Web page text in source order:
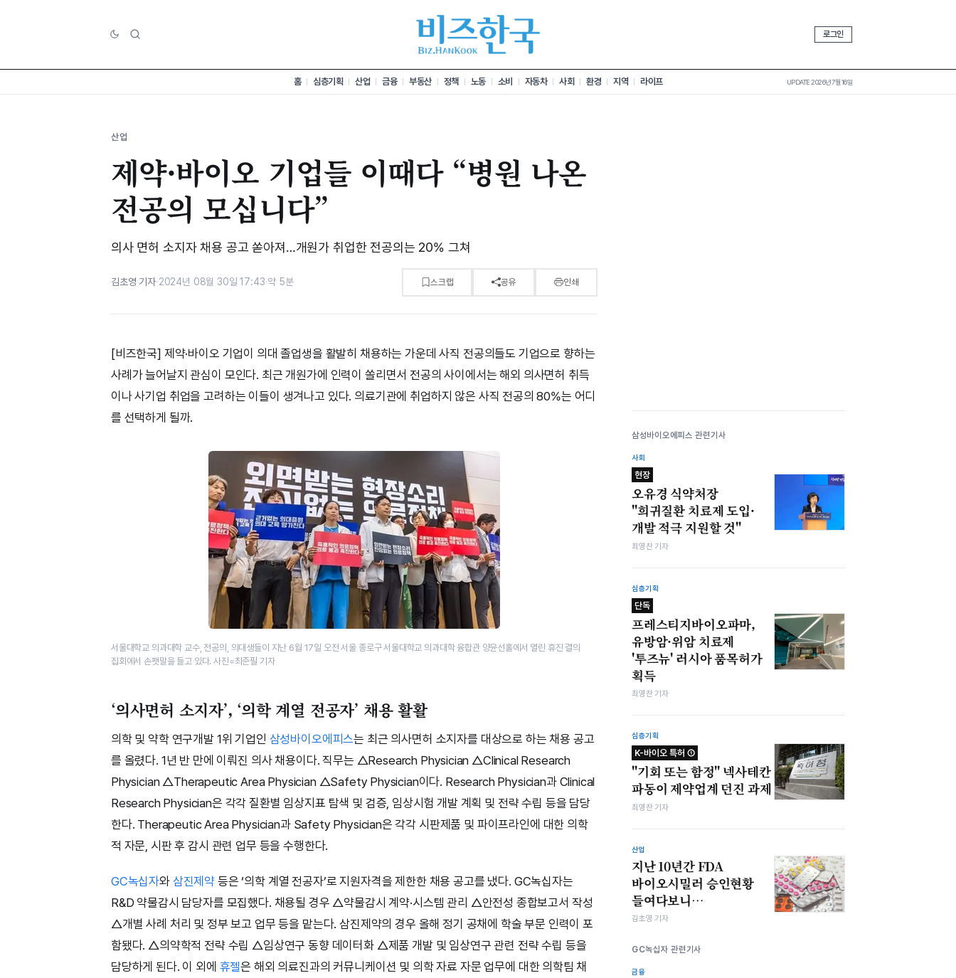
로그인
홈 심층기획 산업 금융 부동산 정책 노동 소비 자동차 사회 환경 지역 라이프 UPDATE 2026년 7월 16일
산업
제약·바이오 기업들 이때다 “병원 나온
전공의 모십니다”
의사 면허 소지자 채용 공고 쏟아져…개원가 취업한 전공의는 20% 그쳐
김초영 기자·2024년 08월 30일 17:43·약 5분 스크랩 공유 인쇄
[비즈한국] 제약·바이오 기업이 의대 졸업생을 활발히 채용하는 가운데 사직 전공의들도 기업으로 향하는
사례가 늘어날지 관심이 모인다. 최근 개원가에 인력이 쏠리면서 전공의 사이에서는 해외 의사면허 취득
이나 사기업 취업을 고려하는 이들이 생겨나고 있다. 의료기관에 취업하지 않은 사직 전공의 80%는 어디
를 선택하게 될까.
서울대학교 의과대학 교수, 전공의, 의대생들이 지난 6월 17일 오전 서울 종로구 서울대학교 의과대학 융합관 양윤선홀에서 열린 휴진 결의
집회에서 손팻말을 들고 있다. 사진=최준필 기자
‘의사면허 소지자’, ‘의학 계열 전공자’ 채용 활활
의학 및 약학 연구개발 1위 기업인 삼성바이오에피스는 최근 의사면허 소지자를 대상으로 하는 채용 공고
를 올렸다. 1년 반 만에 이뤄진 의사 채용이다. 직무는 △Research Physician △Clinical Research
Physician △Therapeutic Area Physician △Safety Physician이다. Research Physician과 Clinical
Research Physician은 각각 질환별 임상지표 탐색 및 검증, 임상시험 개발 계획 및 전략 수립 등을 담당
한다. Therapeutic Area Physician과 Safety Physician은 각각 시판제품 및 파이프라인에 대한 의학
적 자문, 시판 후 감시 관련 업무 등을 수행한다.
GC녹십자와 삼진제약 등은 ‘의학 계열 전공자’로 지원자격을 제한한 채용 공고를 냈다. GC녹십자는
R&D 약물감시 담당자를 모집했다. 채용될 경우 △약물감시 계약·시스템 관리 △안전성 종합보고서 작성
△개별 사례 처리 및 정부 보고 업무 등을 맡는다. 삼진제약의 경우 올해 정기 공채에 학술 부문 인력이 포
함됐다. △의약학적 전략 수립 △임상연구 동향 데이터화 △제품 개발 및 임상연구 관련 전략 수립 등을
담당하게 된다. 이 외에 휴젤은 해외 의료진과의 커뮤니케이션 및 의학 자료 자문 업무에 대한 의학팀 채
삼성바이오에피스 관련기사
사회
현장
오유경 식약처장
"희귀질환 치료제 도입·
개발 적극 지원할 것"
최영찬 기자
심층기획
단독
프레스티지바이오파마,
유방암·위암 치료제
'투즈뉴' 러시아 품목허가
획득
최영찬 기자
심층기획
K-바이오 특허 ①
"기회 또는 함정" 넥사테칸
파동이 제약업계 던진 과제
최영찬 기자
산업
지난 10년간 FDA
바이오시밀러 승인현황
들여다보니…
김초영 기자
GC녹십자 관련기사
금융